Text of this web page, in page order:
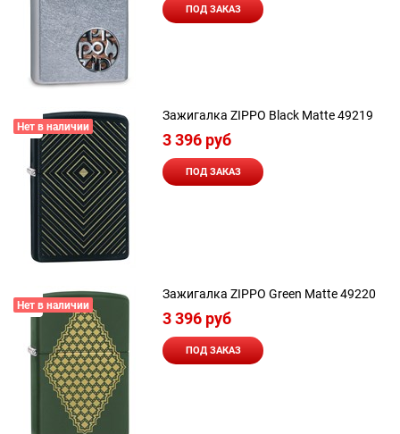
ПОД ЗАКАЗ
Нет в наличии
Зажигалка ZIPPO Black Matte 49219
3 396 руб
ПОД ЗАКАЗ
Нет в наличии
Зажигалка ZIPPO Green Matte 49220
3 396 руб
ПОД ЗАКАЗ